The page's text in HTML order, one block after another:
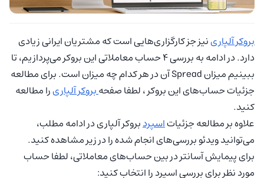
بروکر آلپارینیز جز کارگزاری‌هایی است که مشتریان ایرانی زیادی
دارد. در ادامه به بررسی 4 حساب معاملاتی این بروکر می‌پردازیم، تا
ببینیم میزان Spread آن در هر کدام چه میزان است. برای مطالعه
جزئیات حساب‌های این بروکر ، لطفا صفحهبروکر آلپاریرا مطالعه
کنید.
علاوه بر مطالعه جزئیاتاسپردبروکر آلپاری در ادامه مطلب،
می‌توانید ویدئو بررسی‌های انجام شده را در زیر مشاهده کنید.
برای پیمایش آسانتر در بین حساب‌های معاملاتی، لطفا حساب
مورد نظر برای بررسی اسپرد را انتخاب کنید: